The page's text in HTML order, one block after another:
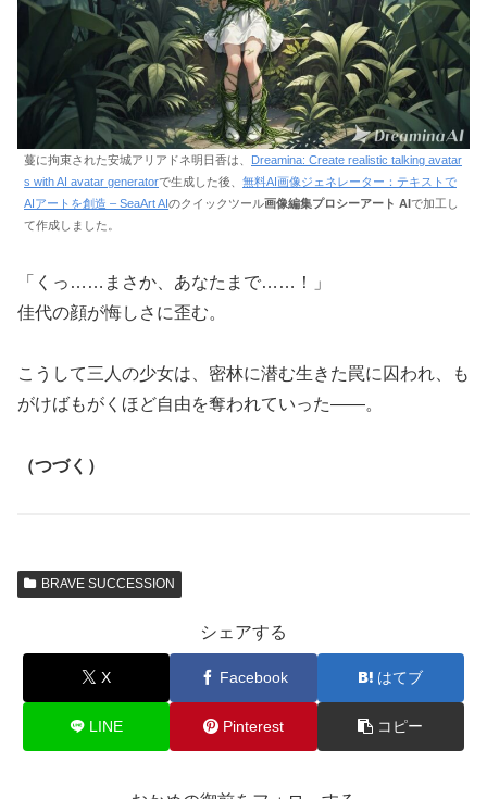
蔓に拘束された安城アリアドネ明日香は、 Dreamina: Create realistic talking avatar
s with AI avatar generatorで生成した後、 無料AI画像ジェネレーター：テキストで
AIアートを創造 – SeaArt AIのクイックツール画像編集プロシーアート AIで加工し
て作成しました。
「くっ……まさか、あなたまで……！」
佳代の顔が悔しさに歪む。
こうして三人の少女は、密林に潜む生きた罠に囚われ、も
がけばもがくほど自由を奪われていった――。
（つづく）
BRAVE SUCCESSION
シェアする
X Facebook はてブ
LINE Pinterest コピー